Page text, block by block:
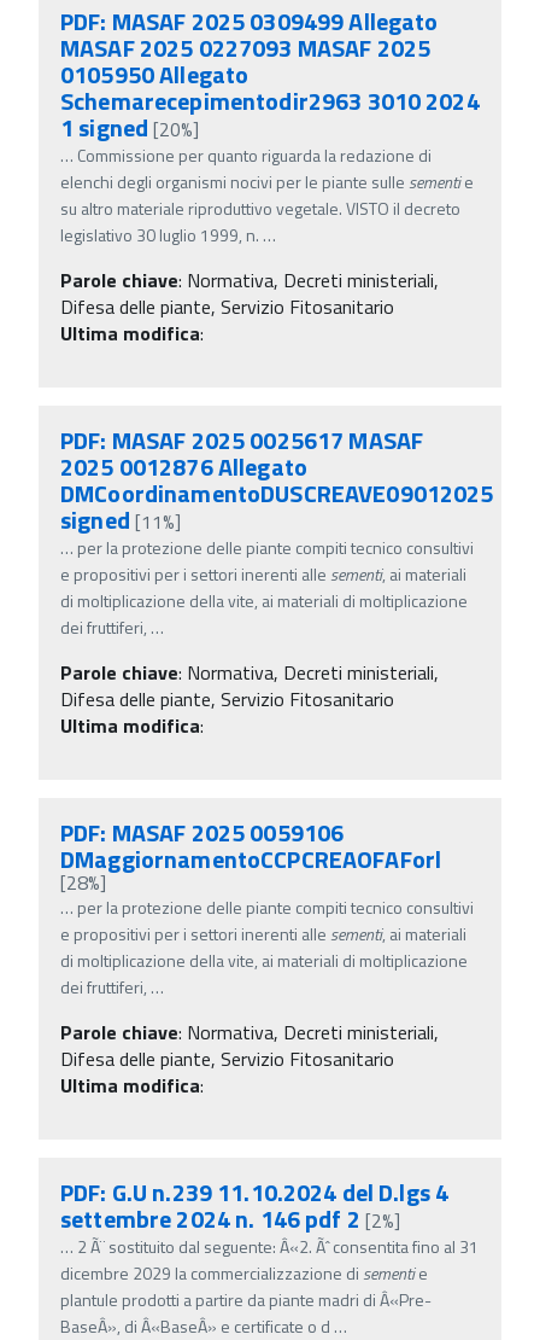
PDF: MASAF 2025 0309499 Allegato
MASAF 2025 0227093 MASAF 2025
0105950 Allegato
Schemarecepimentodir2963 3010 2024
1 signed [20%]
… Commissione per quanto riguarda la redazione di
elenchi degli organismi nocivi per le piante sulle sementie
su altro materiale riproduttivo vegetale. VISTO il decreto
legislativo 30 luglio 1999, n. …
Parole chiave: Normativa, Decreti ministeriali,
Difesa delle piante, Servizio Fitosanitario
Ultima modifica:
PDF: MASAF 2025 0025617 MASAF
2025 0012876 Allegato
DMCoordinamentoDUSCREAVE09012025
signed [11%]
… per la protezione delle piante compiti tecnico consultivi
e propositivi per i settori inerenti alle sementi, ai materiali
di moltiplicazione della vite, ai materiali di moltiplicazione
dei fruttiferi, …
Parole chiave: Normativa, Decreti ministeriali,
Difesa delle piante, Servizio Fitosanitario
Ultima modifica:
PDF: MASAF 2025 0059106
DMaggiornamentoCCPCREAOFAForl
[28%]
… per la protezione delle piante compiti tecnico consultivi
e propositivi per i settori inerenti alle sementi, ai materiali
di moltiplicazione della vite, ai materiali di moltiplicazione
dei fruttiferi, …
Parole chiave: Normativa, Decreti ministeriali,
Difesa delle piante, Servizio Fitosanitario
Ultima modifica:
PDF: G.U n.239 11.10.2024 del D.lgs 4
settembre 2024 n. 146 pdf 2 [2%]
… 2 Ã¨ sostituito dal seguente: Â«2. Ãˆ consentita fino al 31
dicembre 2029 la commercializzazione di sementie
plantule prodotti a partire da piante madri di Â«Pre-
BaseÂ», di Â«BaseÂ» e certificate o d …